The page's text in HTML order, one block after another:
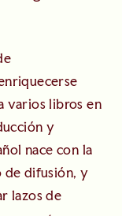
varios libros en
y
nace con la
de difusión, y
lazos de